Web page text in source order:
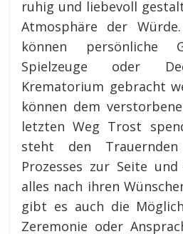
ruhig und liebevoll
Atmosphäre der
können persönliche
Spielzeuge oder
Krematorium gebracht
können dem
letzten Weg Trost
steht den
Prozesses zur Seite
alles nach ihren
gibt es auch die
Zeremonie oder